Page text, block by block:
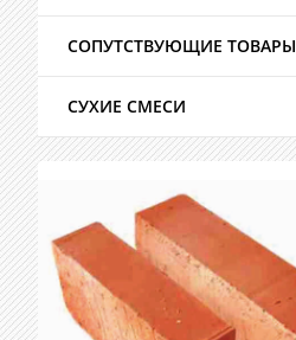
СОПУТСТВУЮЩИЕ ТОВАРЫ
СУХИЕ СМЕСИ